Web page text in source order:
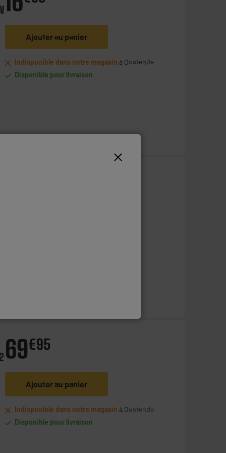
Ajouter au panier
Indisponible dans notre magasin à Oostende
Disponible pour livraison
69€95
Ajouter au panier
Indisponible dans notre magasin à Oostende
Disponible pour livraison